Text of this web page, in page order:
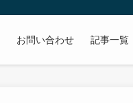
お問い合わせ 記事一覧